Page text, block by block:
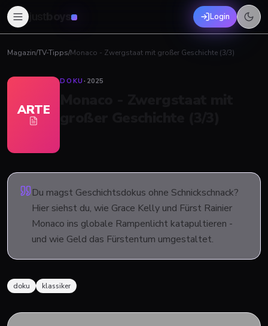
boys Login
Magazin/TV-Tipps/Monaco - Zwergstaat mit großer Geschichte (3/3)
ARTE
DOKU· 2025
Du magst Geschichtsdokus ohne Schnickschnack?
Hier siehst du, wie Grace Kelly und Fürst Rainier
Monaco ins globale Rampenlicht katapultieren -
und wie Geld das Fürstentum umgestaltet.
doku klassiker